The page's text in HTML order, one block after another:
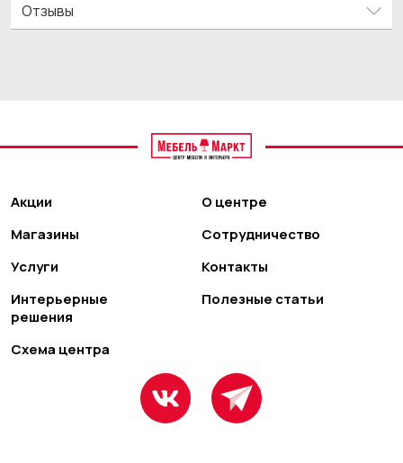
Отзывы
Акции
Магазины
Услуги
Интерьерные
решения
Схема центра
О центре
Сотрудничество
Контакты
Полезные статьи